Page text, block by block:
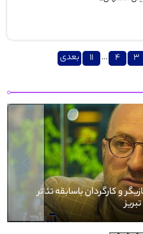
3
4
…
11 بعدی
کرار نماری